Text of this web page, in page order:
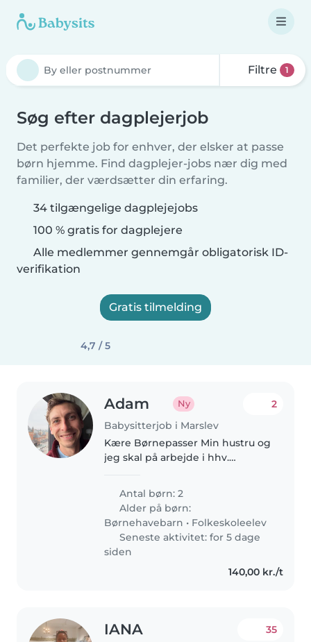
Filtre 1
Søg efter dagplejerjob
Det perfekte job for enhver, der elsker at passe
børn hjemme. Find dagplejer-jobs nær dig med
familier, der værdsætter din erfaring.
34 tilgængelige dagplejejobs
100 % gratis for dagplejere
Alle medlemmer gennemgår obligatorisk ID-
verifikation
Gratis tilmelding
4,7 / 5
Adam Ny
Babysitterjob i Marslev
2
Kære Børnepasser Min hustru og
jeg skal på arbejde i hhv.
bor til daglig i USA og derfor har
vi ingen institution og mulighed
for børnepasning i DK inden..
Antal børn: 2
Alder på børn:
Børnehavebarn • Folkeskoleelev
Seneste aktivitet: for 5 dage
siden
140,00 kr./t
IANA 35